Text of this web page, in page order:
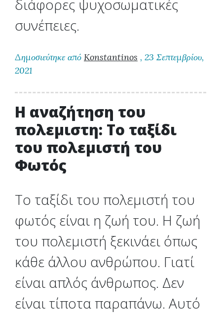
διάφορες ψυχοσωματικές
συνέπειες.
Δημοσιεύτηκε από Konstantinos , 23 Σεπτεμβρίου,
2021
Η αναζήτηση του
πολεμιστη: Το ταξίδι
του πολεμιστή του
Φωτός
Το ταξίδι του πολεμιστή του
φωτός είναι η ζωή του. Η ζωή
του πολεμιστή ξεκινάει όπως
κάθε άλλου ανθρώπου. Γιατί
είναι απλός άνθρωπος. Δεν
είναι τίποτα παραπάνω. Αυτό